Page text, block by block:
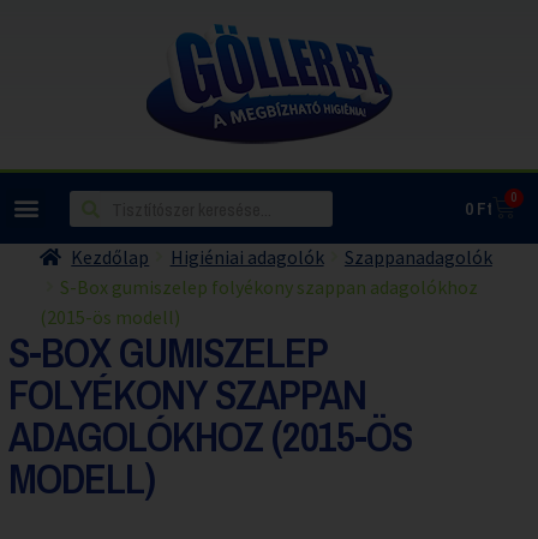
0Ft 0
Kezdőlap Higiéniai adagolók
Szappanadagolók
S-Box gumiszelep folyékony szappan adagolókhoz
(2015-ös modell)
S-BOX GUMISZELEP
FOLYÉKONY SZAPPAN
ADAGOLÓKHOZ (2015-ÖS
MODELL)